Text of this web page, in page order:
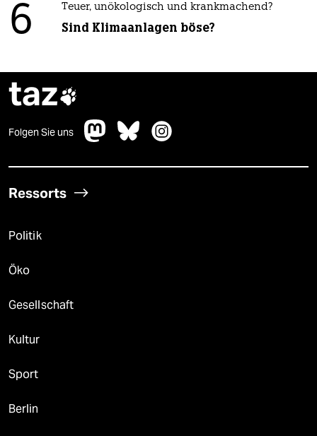
6 Teuer, unökologisch und krankmachend?
Sind Klimaanlagen böse?
taz
Folgen Sie uns
Ressorts
Politik
Öko
Gesellschaft
Kultur
Sport
Berlin